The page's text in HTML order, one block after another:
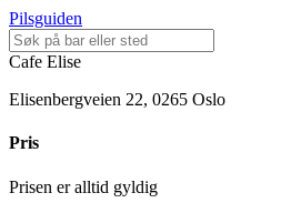
Pilsguiden
Cafe Elise
Elisenbergveien 22, 0265 Oslo
Pris
Prisen er alltid gyldig